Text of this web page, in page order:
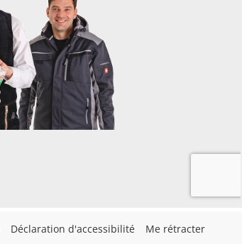
Déclaration d'accessibilité Me rétracter